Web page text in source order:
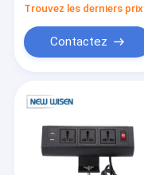
Trouvez les derniers prix
Contactez